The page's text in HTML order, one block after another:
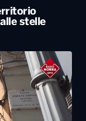
stelle